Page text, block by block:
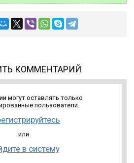
КОММЕНТАРИЙ
могут оставлять только
пользователи.
или
в систему